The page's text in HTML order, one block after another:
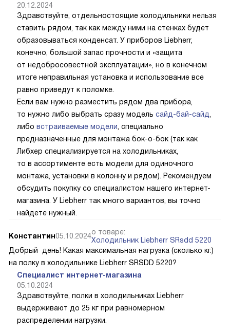
20.12.2024
Здравствуйте, отдельностоящие холодильники нельзя
ставить рядом, так как между ними на стенках будет
образовываться конденсат. У приборов Liebherr,
конечно, большой запас прочности и «защита
от недобросовестной эксплуатации», но в конечном
итоге неправильная установка и использование все
равно приведут к поломке.
Если вам нужно разместить рядом два прибора,
то нужно либо выбрать сразу модель сайд-бай-сайд
либо встраиваемые модели , специально
предназначенные для монтажа бок-о-бок (так как
Либхер специализируется на холодильниках,
то в ассортименте есть модели для одиночного
монтажа, установки в колонну и рядом). Рекомендуем
обсудить покупку со специалистом нашего интернет-
магазина. У Liebherr так много вариантов, вы точно
найдете нужный.
Константин05.10.2024о товаре:
Холодильник Liebherr SRsdd 5220
Добрый день! Какая максимальная нагрузка (сколько кг.)
на полку в холодильнике Liebherr SRSDD 5220?
Специалист интернет-магазина
05.10.2024
Здравствуйте, полки в холодильниках Liebherr
выдерживают до 25 кг при равномерном
распределении нагрузки.